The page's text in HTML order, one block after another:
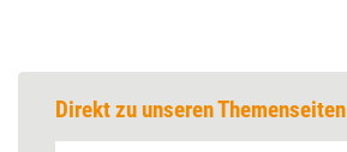
Direkt zu unseren Themenseiten